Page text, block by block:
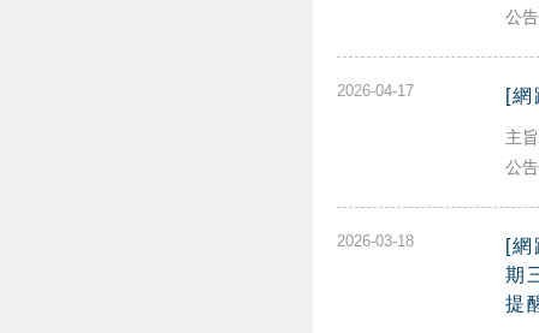
公
2026-04-17 [
主
公
2026-03-18
[
期
提